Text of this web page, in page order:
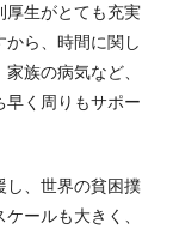
厚生がとても充実
から、時間に関し
族の病気など、
早く周りもサポー
し、世界の貧困撲
ールも大きく、